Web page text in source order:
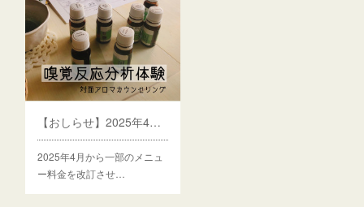
【おしらせ】2025年4月から一部料金を改訂します
2025年4月から一部のメニュ
ー料金を改訂させ…